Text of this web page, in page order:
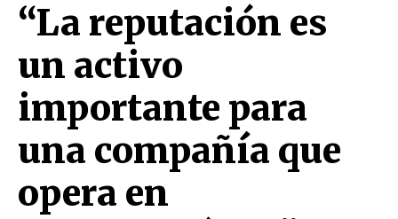
“La reputación es
un activo
importante para
una compañía que
opera en